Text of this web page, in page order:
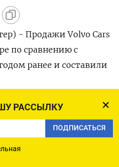
РАССЫЛКУ
ПОДПИСАТЬСЯ
- Продажи Volvo Cars
по сравнению с
ранее и составили
продажи
на 29% и составили
средств за
гибридных моделей